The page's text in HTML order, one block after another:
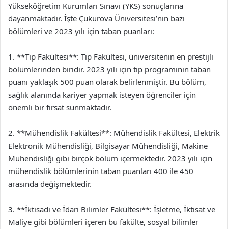
Yükseköğretim Kurumları Sınavı (YKS) sonuçlarına
dayanmaktadır. İşte Çukurova Üniversitesi’nin bazı
bölümleri ve 2023 yılı için taban puanları:
1. **Tıp Fakültesi**: Tıp Fakültesi, üniversitenin en prestijli
bölümlerinden biridir. 2023 yılı için tıp programının taban
puanı yaklaşık 500 puan olarak belirlenmiştir. Bu bölüm,
sağlık alanında kariyer yapmak isteyen öğrenciler için
önemli bir fırsat sunmaktadır.
2. **Mühendislik Fakültesi**: Mühendislik Fakültesi, Elektrik
Elektronik Mühendisliği, Bilgisayar Mühendisliği, Makine
Mühendisliği gibi birçok bölüm içermektedir. 2023 yılı için
mühendislik bölümlerinin taban puanları 400 ile 450
arasında değişmektedir.
3. **İktisadi ve İdari Bilimler Fakültesi**: İşletme, İktisat ve
Maliye gibi bölümleri içeren bu fakülte, sosyal bilimler